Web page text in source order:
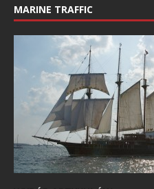
MARINE TRAFFIC